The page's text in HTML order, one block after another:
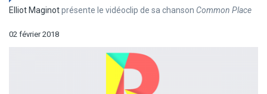
Elliot Maginotprésente le vidéoclip de sa chanson Common Place
02 février 2018